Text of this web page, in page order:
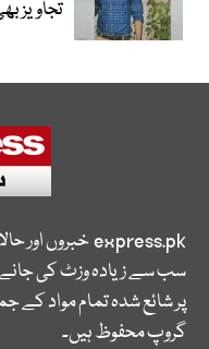
تجاویز
express.pkخبروں اور
سب سے زیادہ وزٹ کی
پر شائع شدہ تمام مواد کے
گروپ محفوظ ہیں۔